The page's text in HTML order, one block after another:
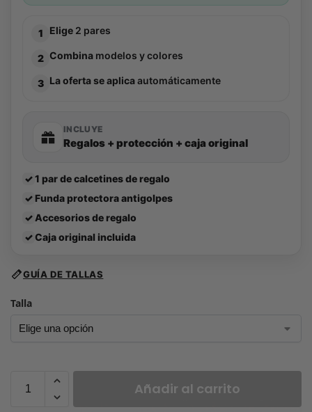
1 Elige 2 pares
2 Combina modelos y colores
3 La oferta se aplicaautomáticamente
INCLUYE
Regalos + protección + caja original
✓1 par de calcetines de regalo
✓ Funda protectora antigolpes
✓ Accesorios de regalo
✓Caja original incluida
GUÍA DE TALLAS
Talla
Añadir al carrito